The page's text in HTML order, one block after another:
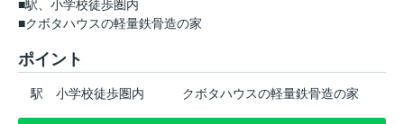
■駅、小学校徒歩圏内
■クボタハウスの軽量鉄骨造の家
ポイント
駅 小学校徒歩圏内 クボタハウスの軽量鉄骨造の家